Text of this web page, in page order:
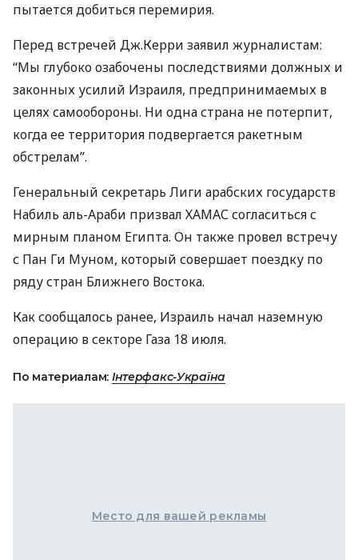
пытается добиться перемирия.
Перед встречей Дж.Керри заявил журналистам:
“Мы глубоко озабочены последствиями должных и
законных усилий Израиля, предпринимаемых в
целях самообороны. Ни одна страна не потерпит,
когда ее территория подвергается ракетным
обстрелам”.
Генеральный секретарь Лиги арабских государств
Набиль аль-Араби призвал ХАМАСсогласиться с
мирным планом Египта. Он также провел встречу
с Пан Ги Муном, который совершает поездку по
ряду стран Ближнего Востока.
Как сообщалось ранее, Израиль начал наземную
операцию в секторе Газа 18 июля.
По материалам: Інтерфакс-Україна
Место для вашей рекламы